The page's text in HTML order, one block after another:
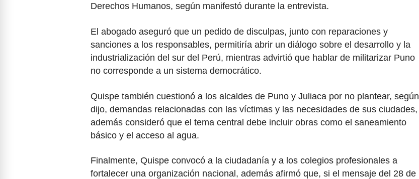
Derechos Humanos, según manifestó durante la entrevista.
El abogado aseguró que un pedido de disculpas, junto con reparaciones y
sanciones a los responsables, permitiría abrir un diálogo sobre el desarrollo y la
industrialización del sur del Perú, mientras advirtió que hablar de militarizar Puno
no corresponde a un sistema democrático.
Quispe también cuestionó a los alcaldes de Puno y Juliaca por no plantear, según
dijo, demandas relacionadas con las víctimas y las necesidades de sus ciudades,
además consideró que el tema central debe incluir obras como el saneamiento
básico y el acceso al agua.
Finalmente, Quispe convocó a la ciudadanía y a los colegios profesionales a
fortalecer una organización nacional, además afirmó que, si el mensaje del 28 de